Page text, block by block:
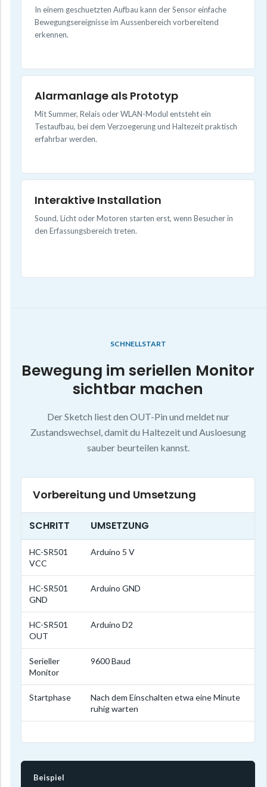
In einem geschuetzten Aufbau kann der Sensor einfache
Bewegungsereignisse im Aussenbereich vorbereitend
erkennen.
Alarmanlage als Prototyp
Mit Summer, Relais oder WLAN-Modul entsteht ein
Testaufbau, bei dem Verzoegerung und Haltezeit praktisch
erfahrbar werden.
Interaktive Installation
Sound, Licht oder Motoren starten erst, wenn Besucher in
den Erfassungsbereich treten.
SCHNELLSTART
Bewegung im seriellen Monitor
sichtbar machen
Der Sketch liest den OUT-Pin und meldet nur
Zustandswechsel, damit du Haltezeit und Ausloesung
sauber beurteilen kannst.
Vorbereitung und Umsetzung
SCHRITT UMSETZUNG
HC-SR501
VCC
Arduino 5 V
HC-SR501
GND
Arduino GND
HC-SR501
OUT
Arduino D2
Serieller
Monitor
9600 Baud
Startphase
Nach dem Einschalten etwa eine Minute
ruhig warten
Beispiel